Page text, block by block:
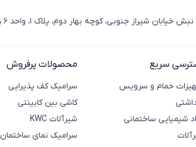
شیراز جنوبی، کوچه بهار دوم، پلاک 1، واحد 6 و 7
سریع
حمام و سرویس
شیمیایی ساختمانی
محصولات پرفروش
سرامیک کف پذیرایی
کاشی بین کابینتی
شیرآلات KWC
سرامیک نمای ساختمان